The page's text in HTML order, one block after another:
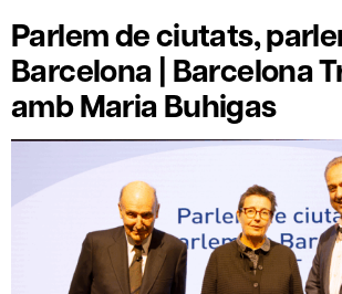
Parlem de ciutats,
Barcelona | Barcelona
amb Maria Buhigas